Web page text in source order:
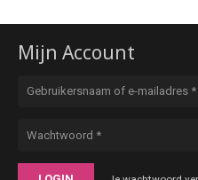
Mijn Account